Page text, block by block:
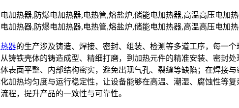
器的生产涉及铸造、焊接、密封、组装、检测等多道工序，每一
铸铁壳体的铸造成型、精细打磨，到加热元件的精准安装、密封
表面平整、内部结构密实，避免出现气孔、裂缝等缺陷；在焊接
加热均匀度与运行稳定性，让设备能够在高温、潮湿、腐蚀性等
程，提升产品的一致性与可靠性。